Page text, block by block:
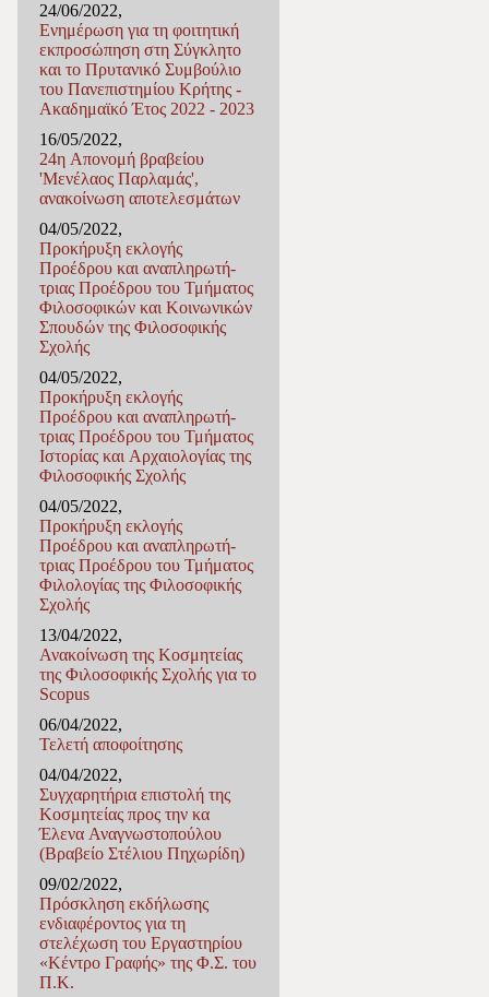
24/06/2022,
Ενημέρωση για τη φοιτητική
εκπροσώπηση στη Σύγκλητο
και το Πρυτανικό Συμβούλιο
του Πανεπιστημίου Κρήτης -
Ακαδημαϊκό Έτος 2022 - 2023
16/05/2022,
24η Απονομή βραβείου
'Μενέλαος Παρλαμάς',
ανακοίνωση αποτελεσμάτων
04/05/2022,
Προκήρυξη εκλογής
Προέδρου και αναπληρωτή-
τριας Προέδρου του Τμήματος
Φιλοσοφικών και Κοινωνικών
Σπουδών της Φιλοσοφικής
Σχολής
04/05/2022,
Προκήρυξη εκλογής
Προέδρου και αναπληρωτή-
τριας Προέδρου του Τμήματος
Ιστορίας και Αρχαιολογίας της
Φιλοσοφικής Σχολής
04/05/2022,
Προκήρυξη εκλογής
Προέδρου και αναπληρωτή-
τριας Προέδρου του Τμήματος
Φιλολογίας της Φιλοσοφικής
Σχολής
13/04/2022,
Ανακοίνωση της Κοσμητείας
της Φιλοσοφικής Σχολής για το
Scopus
06/04/2022,
Τελετή αποφοίτησης
04/04/2022,
Συγχαρητήρια επιστολή της
Κοσμητείας προς την κα
Έλενα Αναγνωστοπούλου
(Βραβείο Στέλιου Πηχωρίδη)
09/02/2022,
Πρόσκληση εκδήλωσης
ενδιαφέροντος για τη
στελέχωση του Εργαστηρίου
«Κέντρο Γραφής» της Φ.Σ. του
Π.Κ.